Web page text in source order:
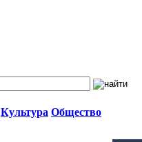
Культура Общество